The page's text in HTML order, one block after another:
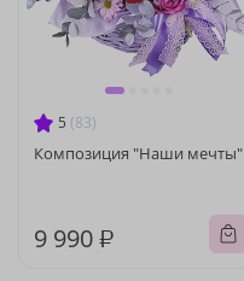
5 (83)
Композиция "Наши мечты"
9 990 ₽